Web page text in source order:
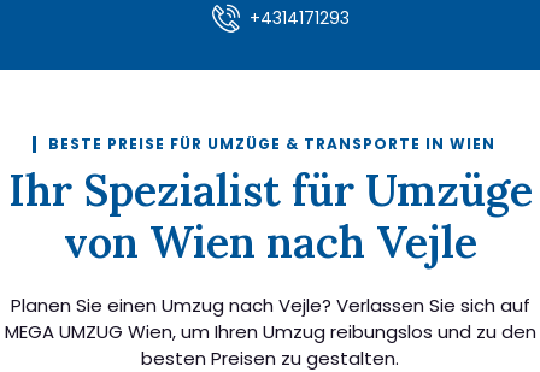
+4314171293
BESTE PREISE FÜR UMZÜGE & TRANSPORTE IN WIEN
Ihr Spezialist für Umzüge
von Wien nach Vejle
Planen Sie einen Umzug nach Vejle? Verlassen Sie sich auf
MEGA UMZUG Wien, um Ihren Umzug reibungslos und zu den
besten Preisen zu gestalten.